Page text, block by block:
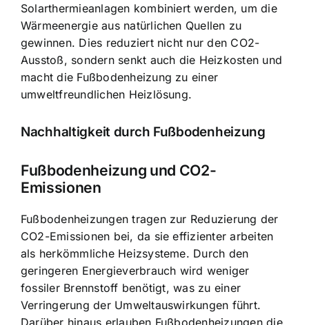
Solarthermieanlagen kombiniert werden, um die
Wärmeenergie aus natürlichen Quellen zu
gewinnen. Dies reduziert nicht nur den CO2-
Ausstoß, sondern senkt auch die Heizkosten und
macht die Fußbodenheizung zu einer
umweltfreundlichen Heizlösung.
Nachhaltigkeit durch Fußbodenheizung
Fußbodenheizung und CO2-
Emissionen
Fußbodenheizungen tragen zur Reduzierung der
CO2-Emissionen bei, da sie effizienter arbeiten
als herkömmliche Heizsysteme. Durch den
geringeren Energieverbrauch wird weniger
fossiler Brennstoff benötigt, was zu einer
Verringerung der Umweltauswirkungen führt.
Darüber hinaus erlauben Fußbodenheizungen die